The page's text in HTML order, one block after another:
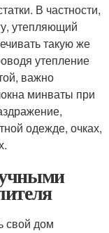
В частности,
утепляющий
такую же
утепление
важно
минваты при
одежде, очках,
свой дом